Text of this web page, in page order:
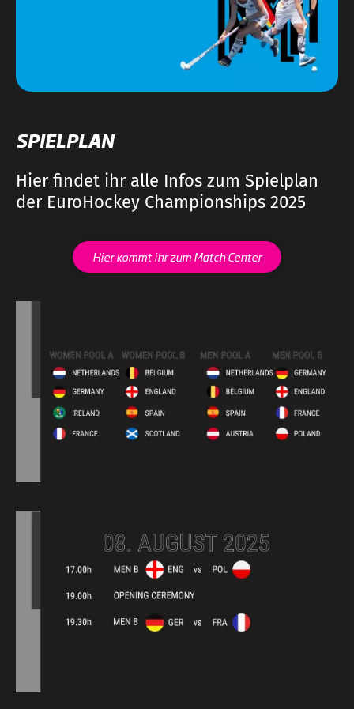
SPIELPLAN
Hier findet ihr alle Infos zum Spielplan
der EuroHockey Championships 2025
Hier kommt ihr zum Match Center